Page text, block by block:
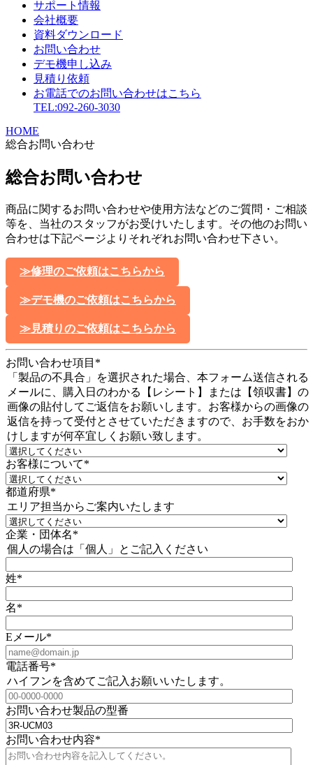
サポート情報
会社概要
資料ダウンロード
お問い合わせ
デモ機申し込み
見積り依頼
お電話でのお問い合わせはこちら
TEL:092-260-3030
HOME
総合お問い合わせ
総合お問い合わせ
商品に関するお問い合わせや使用方法などのご質問・ご相談
等を、当社のスタッフがお受けいたします。その他のお問い
合わせは下記ページよりそれぞれお問い合わせ下さい。
≫修理のご依頼はこちらから
≫デモ機のご依頼はこちらから
≫見積りのご依頼はこちらから
お問い合わせ項目 *
「製品の不具合」を選択された場合、本フォーム送信される
メールに、購入日のわかる【レシート】または【領収書】の
画像の貼付してご返信をお願いします。お客様からの画像の
返信を持って受付とさせていただきますので、お手数をおか
けしますが何卒宜しくお願い致します。
お客様について*
都道府県*
エリア担当からご案内いたします
企業・団体名*
個人の場合は「個人」とご記入ください
姓*
名*
Eメール*
電話番号*
ハイフンを含めてご記入お願いいたします。
お問い合わせ製品の型番
お問い合わせ内容*